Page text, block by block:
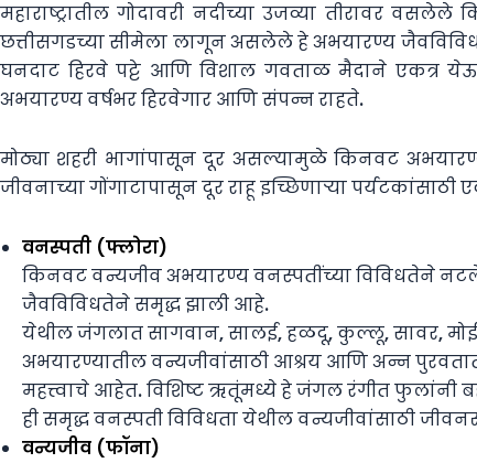
महाराष्ट्रातील गोदावरी नदीच्या उजव्या तीरावर
छत्तीसगडच्या सीमेला लागून असलेले हे अभयारण्य
घनदाट हिरवे पट्टे आणि विशाल गवताळ मैदाने एकत्र
अभयारण्य वर्षभर हिरवेगार आणि संपन्न राहते.
मोठ्या शहरी भागांपासून दूर असल्यामुळे किनवट
जीवनाच्या गोंगाटापासून दूर राहू इच्छिणाऱ्या
वनस्पती (फ्लोरा)
किनवट वन्यजीव अभयारण्य वनस्पतींच्या विविधतेने
जैवविविधतेने समृद्ध झाली आहे.
येथील जंगलात सागवान, सालई, हळदू, कुल्लू, सावर, मोई
अभयारण्यातील वन्यजीवांसाठी आश्रय आणि अन्न
महत्त्वाचे आहेत. विशिष्ट ऋतूंमध्ये हे जंगल रंगीत फुलांनी
ही समृद्ध वनस्पती विविधता येथील वन्यजीवांसाठी
वन्यजीव (फॉना)